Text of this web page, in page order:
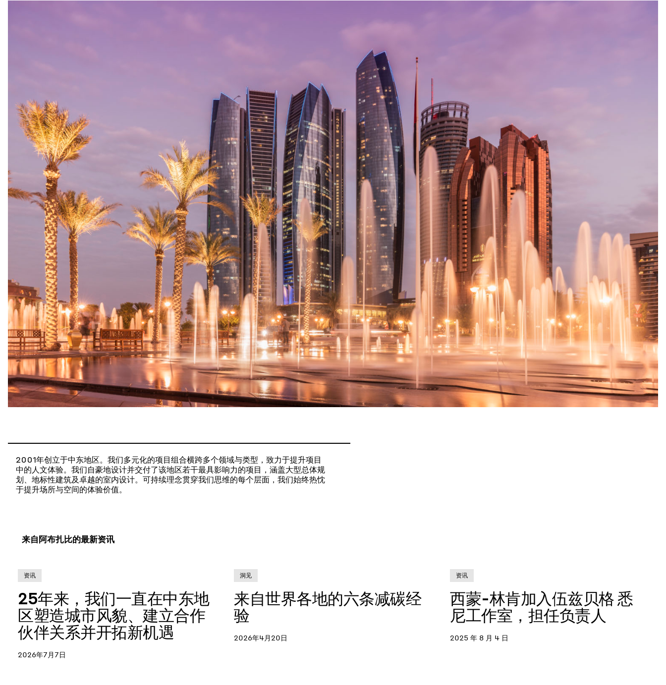
2001年创立于中东地区。我们多元化的项目组合横跨多个领域与类型，致力于提升项目
中的人文体验。我们自豪地设计并交付了该地区若干最具影响力的项目，涵盖大型总体规
划、地标性建筑及卓越的室内设计。可持续理念贯穿我们思维的每个层面，我们始终热忱
于提升场所与空间的体验价值。
来自阿布扎比的最新资讯
资讯
25年来，我们一直在中东地
区塑造城市风貌、建立合作
伙伴关系并开拓新机遇
2026年7月7日
洞见
来自世界各地的六条减碳经
验
2026年4月20日
资讯
西蒙-林肯加入伍兹贝格 悉
尼工作室，担任负责人
2025 年 8 月 4 日